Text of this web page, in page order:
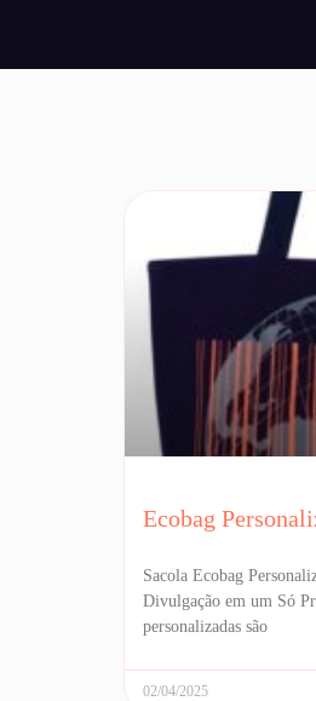
Ecobag
Sacola Ecobag
Divulgação em um Só
personalizadas são
02/04/2025